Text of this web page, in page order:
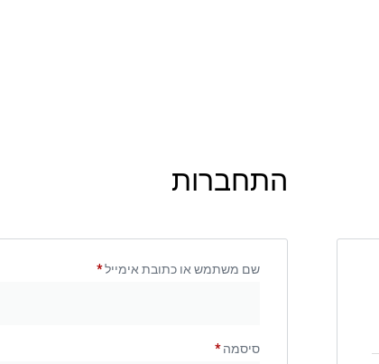
התחברות
שם משתמש או כתובת אימייל*
סיסמה*